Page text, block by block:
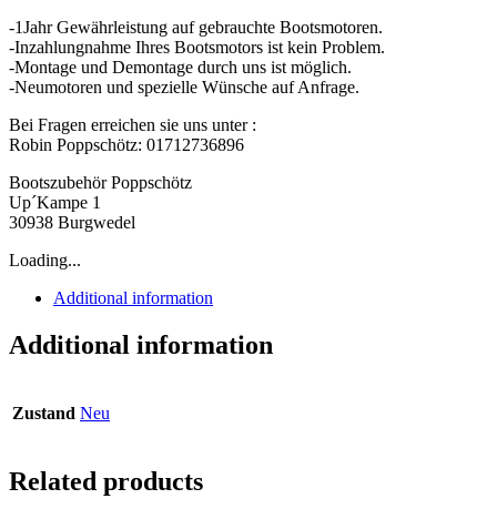
-1Jahr Gewährleistung auf gebrauchte Bootsmotoren.
-Inzahlungnahme Ihres Bootsmotors ist kein Problem.
-Montage und Demontage durch uns ist möglich.
-Neumotoren und spezielle Wünsche auf Anfrage.
Bei Fragen erreichen sie uns unter :
Robin Poppschötz: 01712736896
Bootszubehör Poppschötz
Up´Kampe 1
30938 Burgwedel
Loading...
Additional information
Additional information
Zustand Neu
Related products